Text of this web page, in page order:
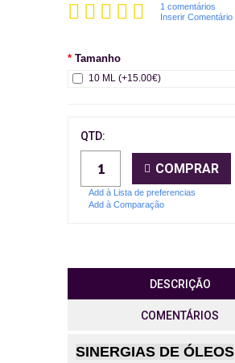
1 comentários
Inserir Comentário
Tamanho
10 ML (+15.00€)
QTD:
COMPRAR
Add à Lista de preferencias
Add à Comparação
DESCRIÇÃO
COMENTÁRIOS
SINERGIAS DE ÓLEOS